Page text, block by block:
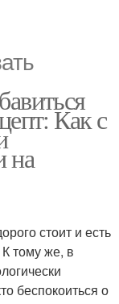
Как с
на
стоит и есть
тому же, в
беспокоиться о